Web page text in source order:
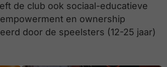
de club ook sociaal-educatieve
en ownership
door de speelsters (12-25 jaar)